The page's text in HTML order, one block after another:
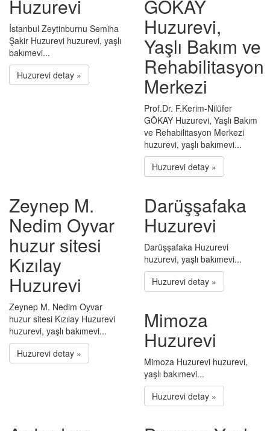
Huzurevi
İstanbul Zeytinburnu Semiha
Şakir Huzurevi huzurevi, yaşlı
bakımevi...
Huzurevi detay »
GÖKAY
Huzurevi,
Yaşlı Bakım ve
Rehabilitasyon
Merkezi
Prof.Dr. F.Kerim-Nilüfer
GÖKAY Huzurevi, Yaşlı Bakım
ve Rehabilitasyon Merkezi
huzurevi, yaşlı bakımevi...
Huzurevi detay »
Zeynep M.
Nedim Oyvar
huzur sitesi
Kızılay
Huzurevi
Zeynep M. Nedim Oyvar
huzur sitesi Kızılay Huzurevi
huzurevi, yaşlı bakımevi...
Huzurevi detay »
Darüşşafaka
Huzurevi
Darüşşafaka Huzurevi
huzurevi, yaşlı bakımevi...
Huzurevi detay »
Mimoza
Huzurevi
Mimoza Huzurevi huzurevi,
yaşlı bakımevi...
Huzurevi detay »